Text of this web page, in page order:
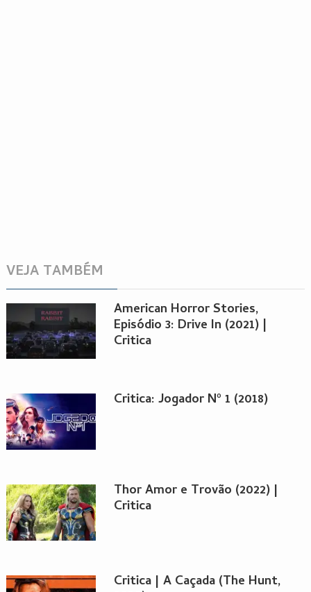
VEJA TAMBÉM
American Horror Stories,
Episódio 3: Drive In (2021) |
Critica
Critica: Jogador Nº 1 (2018)
Thor Amor e Trovão (2022) |
Critica
Critica | A Caçada (The Hunt,